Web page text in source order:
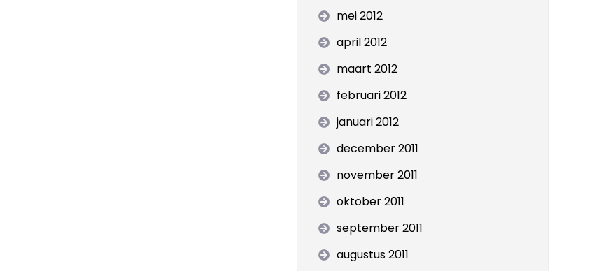
mei 2012
april 2012
maart 2012
februari 2012
januari 2012
december 2011
november 2011
oktober 2011
september 2011
augustus 2011